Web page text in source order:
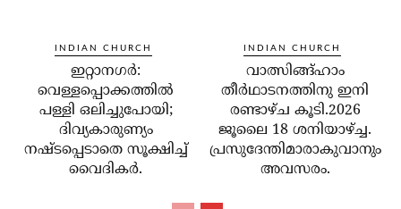
INDIAN CHURCH
ഇറ്റാനഗര്‍:
വെള്ളപ്പൊക്കത്തില്‍
പള്ളി ഒലിച്ചുപോയി;
ദിവ്യകാരുണ്യം
നഷ്ടപ്പെടാതെ സൂക്ഷിച്ച്
വൈദികര്‍.
INDIAN CHURCH
വാത്സിങ്ങ്ഹാം
തീർഥാടനത്തിനു ഇനി
രണ്ടാഴ്ച കൂടി.2026
ജൂലൈ 18 ശനിയാഴ്ച്ച.
പ്രസുദേന്തിമാരാകുവാനും
അവസരം.